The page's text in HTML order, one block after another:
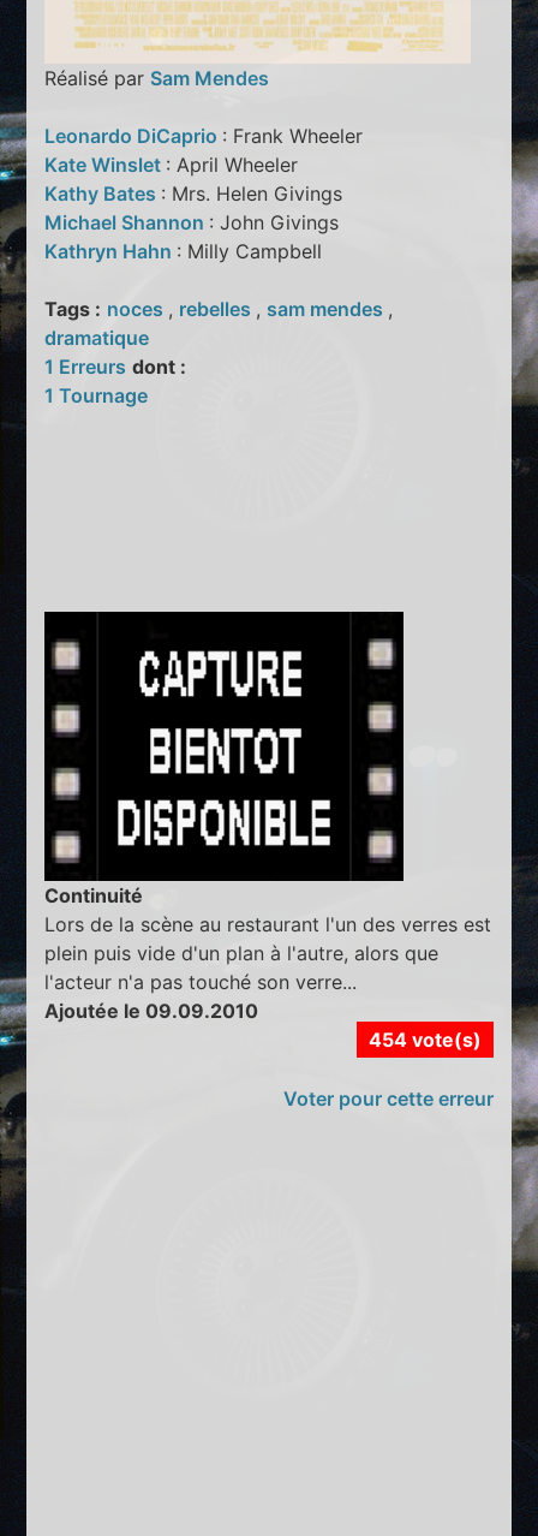
Réalisé par Sam Mendes
Leonardo DiCaprio : Frank Wheeler
Kate Winslet : April Wheeler
Kathy Bates : Mrs. Helen Givings
Michael Shannon : John Givings
Kathryn Hahn : Milly Campbell
Tags : noces , rebelles , sam mendes ,
dramatique
1 Erreurs dont :
1 Tournage
Continuité
Lors de la scène au restaurant l'un des verres est
plein puis vide d'un plan à l'autre, alors que
l'acteur n'a pas touché son verre...
Ajoutée le 09.09.2010
454 vote(s)
Voter pour cette erreur